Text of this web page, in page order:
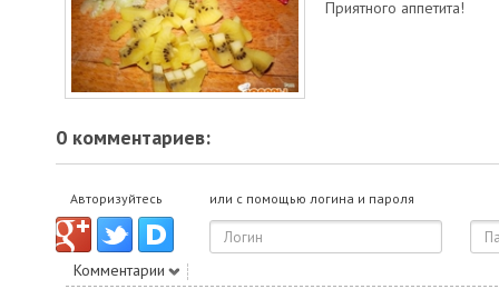
Приятного аппетита!
0 комментариев:
Авторизуйтесь или с помощью логина и пароля
Комментарии